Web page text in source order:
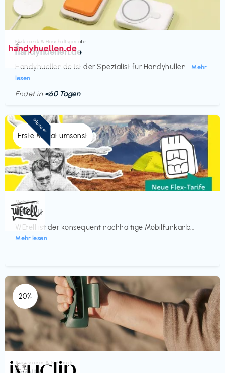
Elektronik & Haushaltsgeräte
handyhuellen.de
Handyhuellen.de ist der Spezialist für Handyhüllen... Mehr
lesen
€‎
Endet in <60 Tagen
Erste Monat umsonst
Mobilfunk
WEtell
WEtell ist der konsequent nachhaltige Mobilfunkanb...
Mehr lesen
€‎
Pioneer
20%
Accessoires & Schmuck
€€‎